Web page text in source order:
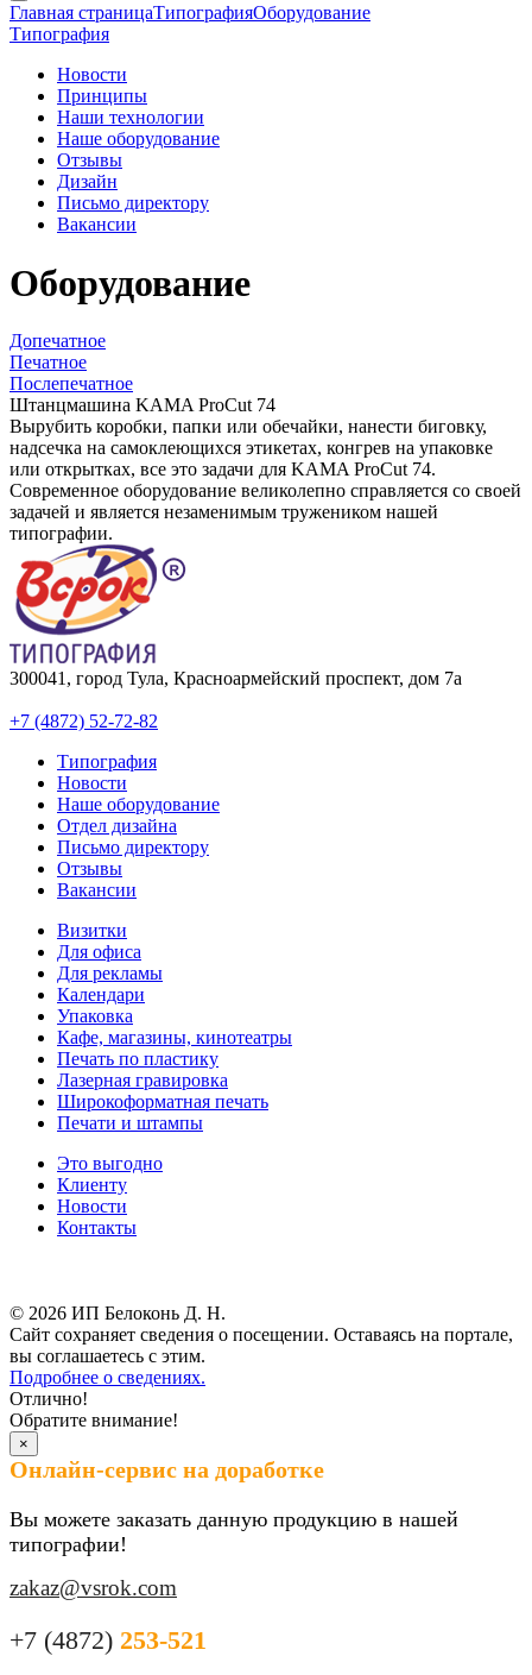
Главная страницаТипографияОборудование
Типография
Новости
Принципы
Наши технологии
Наше оборудование
Отзывы
Дизайн
Письмо директору
Вакансии
Оборудование
Допечатное
Печатное
Послепечатное
Штанцмашина KAMA ProCut 74
Вырубить коробки, папки или обечайки, нанести биговку,
надсечка на самоклеющихся этикетах, конгрев на упаковке
или открытках, все это задачи для KAMA ProCut 74.
Современное оборудование великолепно справляется со своей
задачей и является незаменимым тружеником нашей
типографии.
300041, город Тула, Красноармейский проспект, дом 7а
+7 (4872) 52-72-82
Типография
Новости
Наше оборудование
Отдел дизайна
Письмо директору
Отзывы
Вакансии
Визитки
Для офиса
Для рекламы
Календари
Упаковка
Кафе, магазины, кинотеатры
Печать по пластику
Лазерная гравировка
Широкоформатная печать
Печати и штампы
Это выгодно
Клиенту
Новости
Контакты
© 2026 ИП Белоконь Д. Н.
Сайт сохраняет сведения о посещении. Оставаясь на портале,
вы соглашаетесь с этим.
Подробнее о сведениях.
Отлично!
Обратите внимание!
×
Онлайн-сервис на доработке
Вы можете заказать данную продукцию в нашей
типографии!
zakaz@vsrok.com
+7 (4872) 253-521